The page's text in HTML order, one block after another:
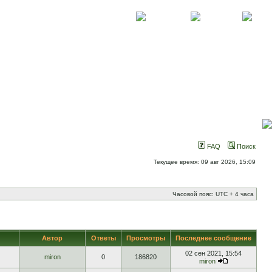
FAQ Поиск
Текущее время: 09 авг 2026, 15:09
Часовой пояс: UTC + 4 часа
Автор Ответы Просмотры Последнее сообщение
miron 0 186820
02 сен 2021, 15:54
miron